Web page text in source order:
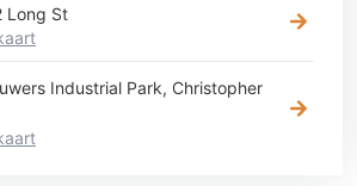
Long St
Industrial Park, Christopher